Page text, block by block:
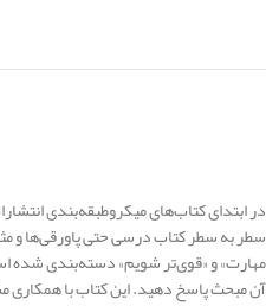
در ابتدای کتاب‌های میکرو‌طبقه‌بندی
سطر به سطر کتاب درسی حتی پاورقی‌ها و
مهارت» و «قوی‌تر شویم» دسته‌بندی شده
آن مبحث پاسخ دهید. این کتاب با همکاری مشترک آقایان محمد آهنگر و سعید احمدی در ۴۹۶ صفحه